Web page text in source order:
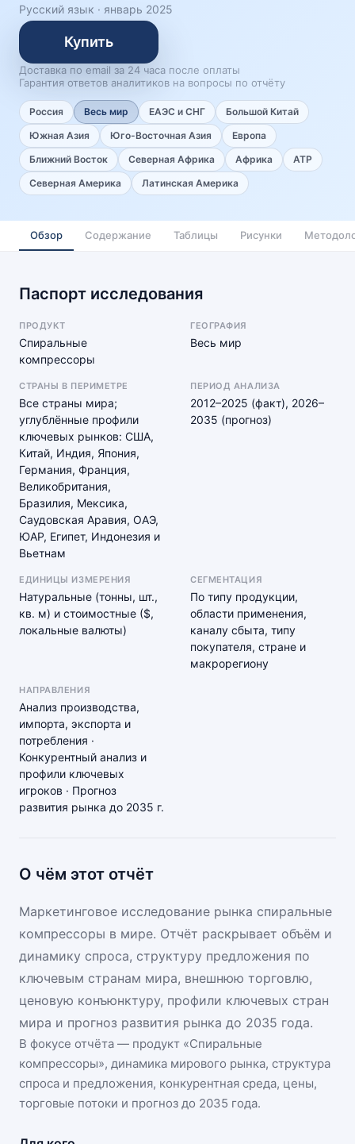
Русский язык · январь 2025
Купить
Доставка по email за 24 часа после оплаты
Гарантия ответов аналитиков на вопросы по отчёту
Россия Весь мир ЕАЭС и СНГ
Большой Китай
Южная Азия
Юго-Восточная Азия
Европа
Ближний Восток
Северная Африка Африка
АТР
Северная Америка
Латинская Америка
Обзор Содержание Таблицы Рисунки
Паспорт исследования
ПРОДУКТ
Спиральные
компрессоры
ГЕОГРАФИЯ
Весь мир
СТРАНЫ В ПЕРИМЕТРЕ
Все страны мира;
углублённые профили
ключевых рынков: США,
Китай, Индия, Япония,
Германия, Франция,
Великобритания,
Бразилия, Мексика,
Саудовская Аравия, ОАЭ,
ЮАР, Египет, Индонезия и
Вьетнам
ПЕРИОД АНАЛИЗА
2012–2025 (факт), 2026–
2035 (прогноз)
ЕДИНИЦЫ ИЗМЕРЕНИЯ
Натуральные (тонны, шт.,
кв. м) и стоимостные ($,
локальные валюты)
СЕГМЕНТАЦИЯ
По типу продукции,
области применения,
каналу сбыта, типу
покупателя, стране и
макрорегиону
НАПРАВЛЕНИЯ
Анализ производства,
импорта, экспорта и
потребления ·
Конкурентный анализ и
профили ключевых
игроков · Прогноз
развития рынка до 2035 г.
О чём этот отчёт
Маркетинговое исследование рынка спиральные
компрессоры в мире. Отчёт раскрывает объём и
динамику спроса, структуру предложения по
ключевым странам мира, внешнюю торговлю,
ценовую конъюнктуру, профили ключевых стран
мира и прогноз развития рынка до 2035 года.
В фокусе отчёта — продукт «Спиральные
компрессоры», динамика мирового рынка, структура
спроса и предложения, конкурентная среда, цены,
торговые потоки и прогноз до 2035 года.